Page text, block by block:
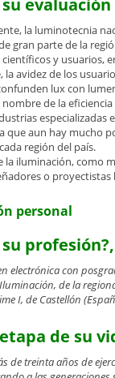
su
la luminotecnia
gran parte de la
y usuarios,
la avidez de los
lux con
de la
especializadas
que aun hay mucho
región del país.
la iluminación, como
o
personal
su
electrónica con
de la
I, de Castellón
de su
de treinta años de